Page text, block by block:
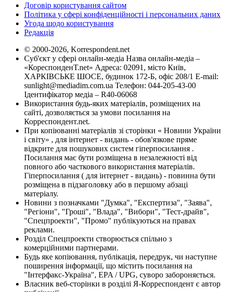
Договір користування сайтом
Політика у сфері конфіденційності і персональних даних
Угода щодо користування
Редакція
© 2000-2026, Korrespondent.net
Суб'єкт у сфері онлайн-медіа Назва онлайн-медіа –
«КореспонденТ.net» Адреса: 02091, місто Київ,
ХАРКІВСЬКЕ ШОСЕ, будинок 172-Б, офіс 208/1 E-mail:
sunlight@mediadim.com.ua Телефон: 044-205-43-00
Ідентифікатор медіа – R40-06068
Використання будь-яких матеріалів, розміщених на
сайті, дозволяється за умови посилання на
Корреспондент.net.
При копіюванні матеріалів зі сторінки « Новини України
і світу» , для інтернет - видань - обов'язкове пряме
відкрите для пошукових систем гіперпосилання .
Посилання має бути розміщена в незалежності від
повного або часткового використання матеріалів.
Гіперпосилання ( для інтернет - видань) - повинна бути
розміщена в підзаголовку або в першому абзаці
матеріалу.
Новини з позначками "Думка", "Експертиза", "Заява",
"Регіони", "Гроші", "Влада", "Вибори", "Тест-драйв",
"Спецпроекти", "Промо" публікуються на правах
реклами.
Розділ Спецпроекти створюється спільно з
комерційними партнерами.
Будь яке копіювання, публікація, передрук, чи наступне
поширення інформації, що містить посилання на
"Інтерфакс-Україна", EPA / UPG, суворо забороняється.
Власник веб-сторінки в розділі Я-Корреспондент є автор